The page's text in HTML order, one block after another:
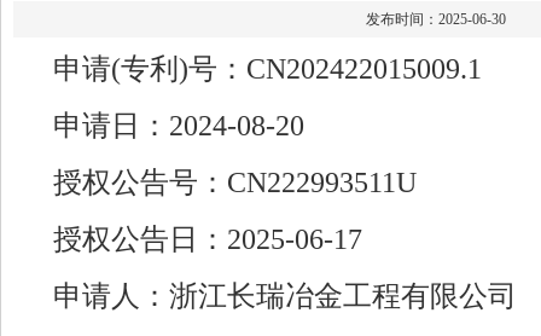
发布时间：2025-06-30
申请(专利)号：CN202422015009.1
申请日：2024-08-20
授权公告号：CN222993511U
授权公告日：2025-06-17
申请人：浙江长瑞冶金工程有限公司